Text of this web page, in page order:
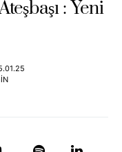
: Yeni